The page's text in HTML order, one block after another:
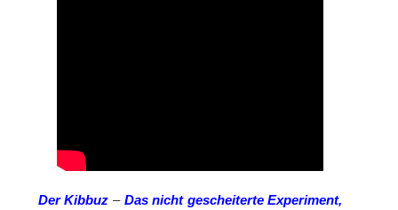
Der Kibbuz – Das nicht gescheiterte Experiment,